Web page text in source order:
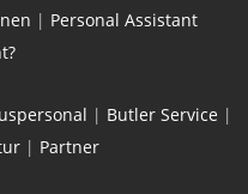
| Personal Assistant
| Butler Service |
| Partner